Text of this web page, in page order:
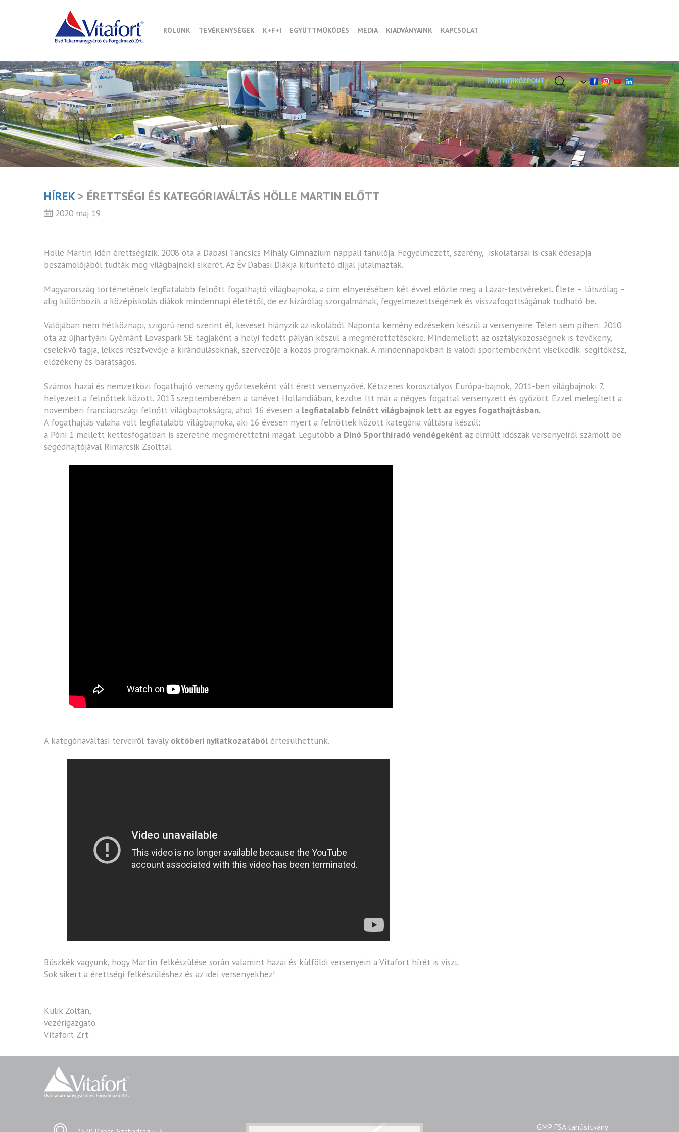
RÓLUNK TEVÉKENYSÉGEK K+F+I EGYÜTTMŰKÖDÉS MEDIA KIADVÁNYAINK KAPCSOLAT
PARTNERKÖZPONT HU
HÍREK> ÉRETTSÉGI ÉS KATEGÓRIAVÁLTÁS HÖLLE MARTIN ELŐTT
2020 maj 19
Hölle Martin idén érettségizik. 2008 óta a Dabasi Táncsics Mihály Gimnázium nappali tanulója. Fegyelmezett, szerény, iskolatársai is csak édesapja
beszámolójából tudták meg világbajnoki sikerét. Az Év Dabasi Diákja kitüntető díjjal jutalmazták.
Magyarország történetének legfiatalabb felnőtt fogathajtó világbajnoka, a cím elnyerésében két évvel előzte meg a Lázár-testvéreket. Élete – látszólag –
alig különbözik a középiskolás diákok mindennapi életétől, de ez kizárólag szorgalmának, fegyelmezettségének és visszafogottságának tudható be.
Valójában nem hétköznapi, szigorú rend szerint él, keveset hiányzik az iskolából. Naponta kemény edzéseken készül a versenyeire. Télen sem pihen: 2010
óta az újhartyáni Gyémánt Lovaspark SE tagjaként a helyi fedett pályán készül a megmérettetésekre. Mindemellett az osztályközösségnek is tevékeny,
cselekvő tagja, lelkes résztvevője a kirándulásoknak, szervezője a közös programoknak. A mindennapokban is valódi sportemberként viselkedik: segítőkész,
előzékeny és barátságos.
Számos hazai és nemzetközi fogathajtó verseny győzteseként vált érett versenyzővé. Kétszeres korosztályos Európa-bajnok, 2011-ben világbajnoki 7.
helyezett a felnőttek között. 2013 szeptemberében a tanévet Hollandiában, kezdte. Itt már a négyes fogattal versenyzett és győzött. Ezzel melegített a
novemberi franciaországi felnőtt világbajnokságra, ahol 16 évesen a legfiatalabb felnőtt világbajnok lett az egyes fogathajtásban.
A fogathajtás valaha volt legfiatalabb világbajnoka, aki 16 évesen nyert a felnőttek között kategória váltásra készül:
a Póni 1 mellett kettesfogatban is szeretné megmérettetni magát. Legutóbb a Dínó Sporthíradó vendégeként az elmúlt időszak versenyeiről számolt be
segédhajtójával Rimarcsik Zsolttal.
A kategóriaváltási terveiről tavaly októberi nyilatkozatából értesülhettünk.
Büszkék vagyunk, hogy Martin felkészülése során valamint hazai és külföldi versenyein a Vitafort hírét is viszi.
Sok sikert a érettségi felkészüléshez és az idei versenyekhez!
Kulik Zoltán,
vezérigazgató
Vitafort Zrt.
GMP FSA tanúsítvány